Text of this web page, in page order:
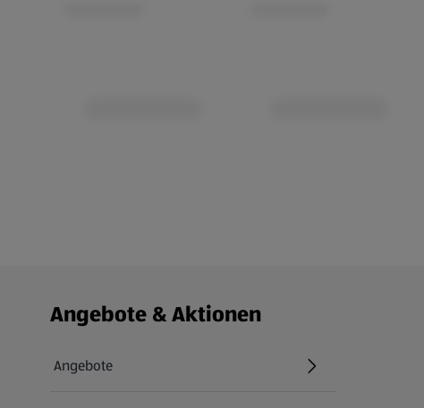
Fußzeilenmenü - weitere Links
Angebote & Aktionen
Angebote